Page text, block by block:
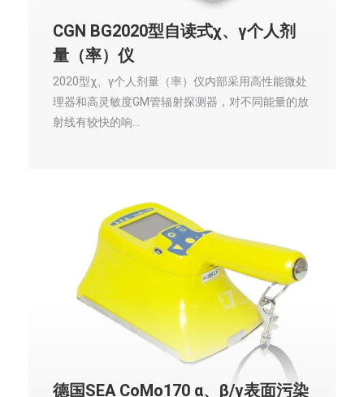
CGN BG2020型自读式χ、γ个人剂
量（率）仪
2020型χ、γ个人剂量（率）仪内部采用高性能微处
理器和高灵敏度GM管辐射探测器，对不同能量的放
射线有较快的响…
德国SEA CoMo170 α、β/γ表面污染